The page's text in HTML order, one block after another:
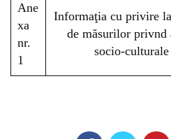
Ane
xa
nr.
1
Informaţia cu privire
de măsurilor
socio-